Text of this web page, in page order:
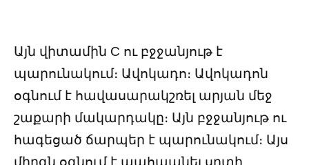
Այն վիտամին C ու բջջանյութ է
պարունակում։ Ավոկադո։ Ավոկադոն
օգնում է հավասարակշռել արյան մեջ
շաքարի մակարդակը։ Այն բջջանյութ ու
հագեցած ճարպեր է պարունակում։ Այս
միրգն օգնում է պահպանել սրտի